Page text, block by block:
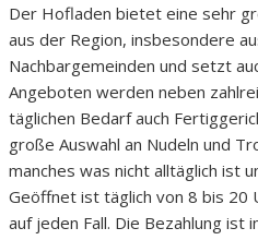
Der Hofladen bietet eine sehr
aus der Region, insbesondere
Nachbargemeinden und setzt
Angeboten werden neben
täglichen Bedarf auch
große Auswahl an Nudeln und
manches was nicht alltäglich ist
Geöffnet ist täglich von 8 bis 20
auf jeden Fall. Die Bezahlung ist